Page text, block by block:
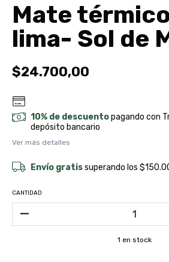
Mate
lima- Sol de
$24.700,00
10% de descuentopagando con
depósito bancario
Ver más detalles
Envío gratissuperando los
CANTIDAD
1 en stock